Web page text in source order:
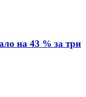
на 43 % за три